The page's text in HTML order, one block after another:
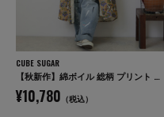
CUBE SUGAR
【秋新作】綿ボイル 総柄 プリント ドロスト シャツワンピース
¥10,780 （税込）